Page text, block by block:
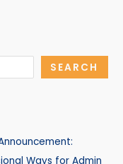
SEARCH
Ways for Admin